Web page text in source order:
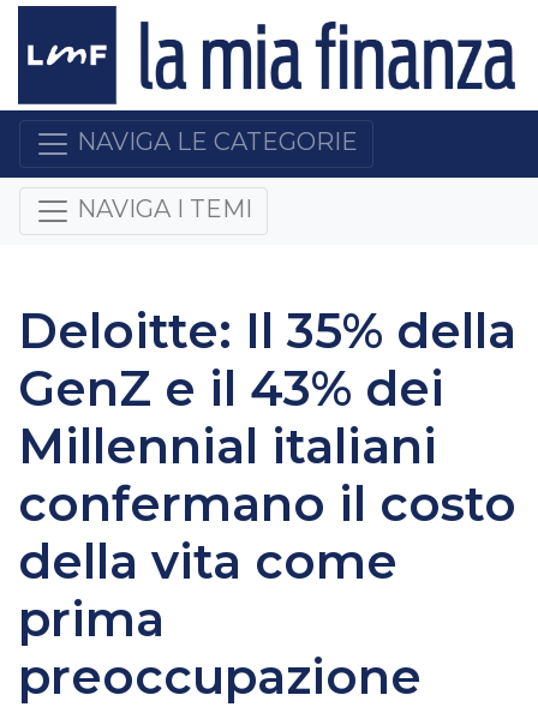
NAVIGA LE CATEGORIE
NAVIGA I TEMI
Deloitte: Il 35% della
GenZ e il 43% dei
Millennial italiani
confermano il costo
della vita come
prima
preoccupazione